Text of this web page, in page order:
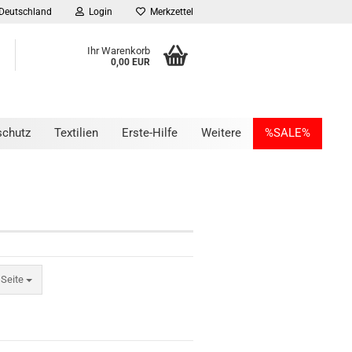
Deutschland Login Merkzettel
Ihr Warenkorb
0,00 EUR
Textilien Erste-Hilfe %SALE%
Weitere